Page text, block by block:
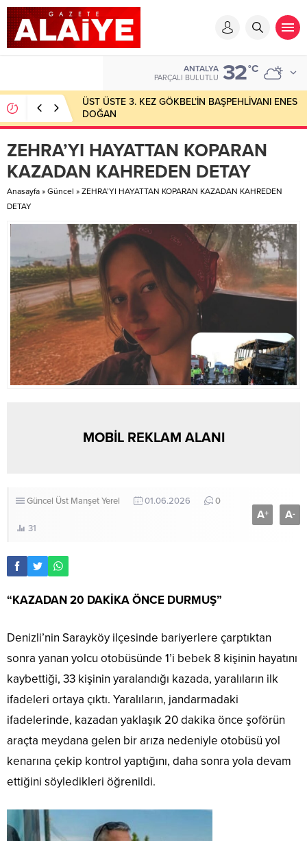
ANTALYA
PARÇALI BULUTLU 32°C
ÜST ÜSTE 3. KEZ GÖKBEL’İN BAŞPEHLİVANI ENES
DOĞAN
ZEHRA’YI HAYATTAN KOPARAN
KAZADAN KAHREDEN DETAY
Anasayfa » Güncel » ZEHRA’YI HAYATTAN KOPARAN KAZADAN KAHREDEN
DETAY
MOBİL REKLAM ALANI
Güncel Üst ManşetYerel 01.06.2026 0
31
A+ A-
“KAZADAN 20 DAKİKA ÖNCE DURMUŞ”
Denizli’nin Sarayköy ilçesinde bariyerlere çarptıktan
sonra yanan yolcu otobüsünde 1’i bebek 8 kişinin hayatını
kaybettiği, 33 kişinin yaralandığı kazada, yaralıların ilk
ifadeleri ortaya çıktı. Yaralıların, jandarmadaki
ifadelerinde, kazadan yaklaşık 20 dakika önce şoförün
araçta meydana gelen bir arıza nedeniyle otobüsü yol
kenarına çekip kontrol yaptığını, daha sonra yola devam
ettiğini söyledikleri öğrenildi.